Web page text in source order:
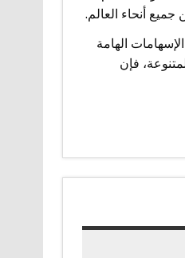
أنحاء العالم.
الهامة
فإن